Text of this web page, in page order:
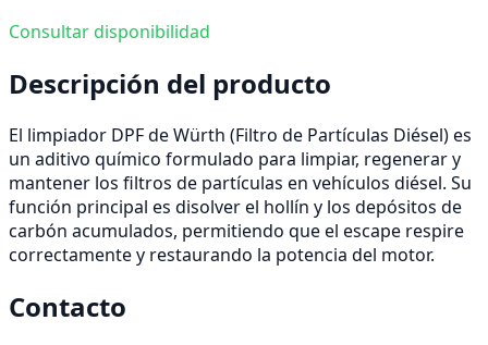
Consultar disponibilidad
Descripción del producto
El limpiador DPF de Würth (Filtro de Partículas Diésel) es
un aditivo químico formulado para limpiar, regenerar y
mantener los filtros de partículas en vehículos diésel. Su
función principal es disolver el hollín y los depósitos de
carbón acumulados, permitiendo que el escape respire
correctamente y restaurando la potencia del motor.
Contacto